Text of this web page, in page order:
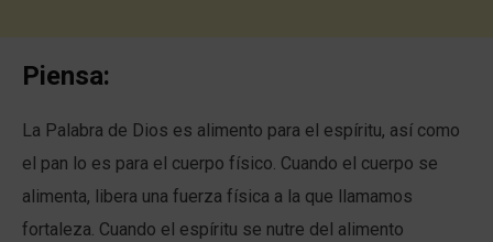
Piensa:
La Palabra de Dios es alimento para el espíritu, así como
el pan lo es para el cuerpo físico. Cuando el cuerpo se
alimenta, libera una fuerza física a la que llamamos
fortaleza. Cuando el espíritu se nutre del alimento